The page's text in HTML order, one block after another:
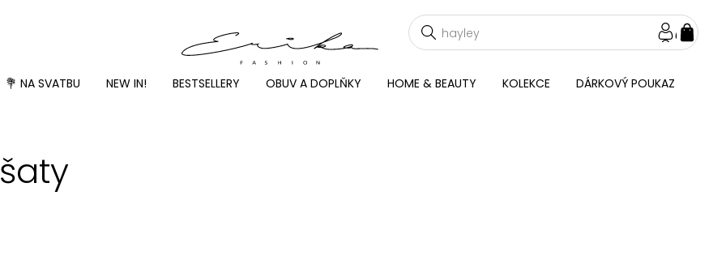
💐 NA SVATBU NEW IN! BESTSELLERY OBUV A DOPLŇKY HOME & BEAUTY KOLEKCE DÁRKOVÝ POUKAZ